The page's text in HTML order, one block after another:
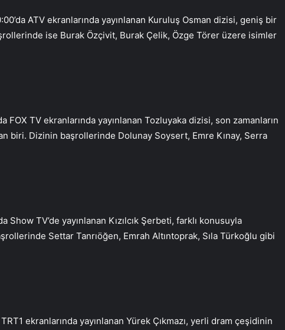
ATV ekranlarında yayınlanan Kuruluş Osman dizisi, geniş bir
ise Burak Özçivit, Burak Çelik, Özge Törer üzere isimler
FOX TV ekranlarında yayınlanan Tozluyaka dizisi, son zamanların
biri. Dizinin başrollerinde Dolunay Soysert, Emre Kınay, Serra
Show TV’de yayınlanan Kızılcık Şerbeti, farklı konusuyla
Settar Tanrıöğen, Emrah Altıntoprak, Sıla Türkoğlu gibi
ekranlarında yayınlanan Yürek Çıkmazı, yerli dram çeşidinin